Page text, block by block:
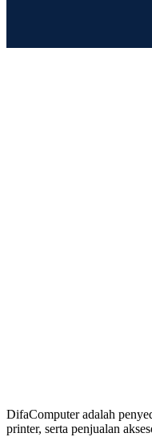
DifaComputer adalah
printer, serta penjualan